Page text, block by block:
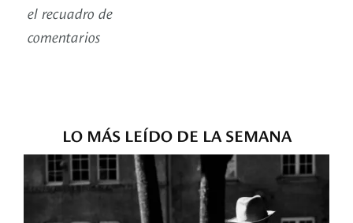
el recuadro de
comentarios
LO MÁS LEÍDO DE LA SEMANA